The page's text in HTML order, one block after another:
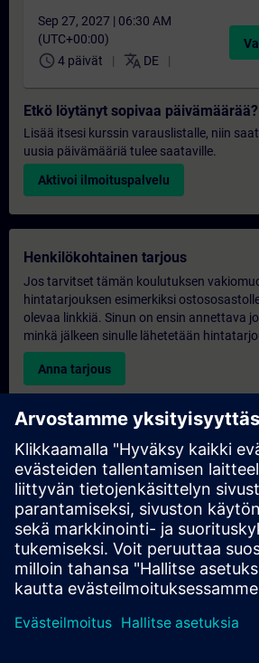
Sep 27, 2027 | 06:30 AM
(UTC+00:00)
schedule 4 päivät translate DE
Etkö löytänyt sopivaa päivämäärää?
Lisää itsesi kurssin varauslistalle, niin
uusia päivämääriä tulee saataville.
Aktivoi ilmoituspalvelu
Henkilökohtainen tarjous
Jos tarvitset tämän koulutuksen
hintatarjouksen esimerkiksi
olevaa linkkiä. Sinun on ensin annettava
minkä jälkeen sinulle lähetetään
Anna tarjous
Yksinomainen koulutustiedustelu
Täytä alla oleva kyselylomake, jos haluat
yksinoikeudella järjestettävästä
päällä, virtuaalisesti tai SITRAIN-
Tämäntyyppinen pyyntö sopii
henkilöä). Kun olet antanut yhteystietosi
saat meiltä tarjouksen.
Pyydä yksinoikeudella tarjous